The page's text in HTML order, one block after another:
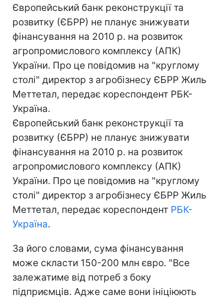
Європейський банк реконструкції та
розвитку (ЄБРР) не планує знижувати
фінансування на 2010 р. на розвиток
агропромислового комплексу (АПК)
України. Про це повідомив на "круглому
столі" директор з агробізнесу ЄБРР Жиль
Меттетал, передає кореспондент РБК-
Україна.
Європейський банк реконструкції та
розвитку (ЄБРР) не планує знижувати
фінансування на 2010 р. на розвиток
агропромислового комплексу (АПК)
України. Про це повідомив на "круглому
столі" директор з агробізнесу ЄБРР Жиль
Меттетал, передає кореспондент РБК-
Україна.
За його словами, сума фінансування
може скласти 150-200 млн євро. "Все
залежатиме від потреб з боку
підприємців. Адже саме вони ініціюють